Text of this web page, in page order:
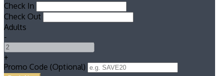
Check In
Check Out
Adults
-
+
Promo Code (Optional)